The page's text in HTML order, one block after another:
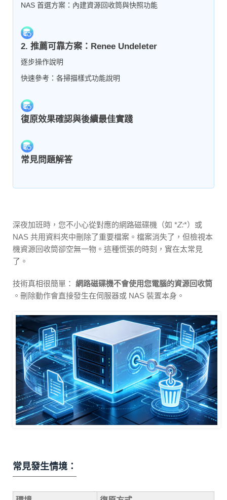
NAS 首選方案：內建資源回收筒與快照功能
2. 推薦可靠方案：Renee Undeleter
逐步操作說明
快速參考：各掃描樣式功能說明
復原效果確認與後續最佳實踐
常見問題解答
深夜加班時，您不小心從對應的網路磁碟機（如 *Z:*）或
NAS 共用資料夾中刪除了重要檔案。檔案消失了，但檢視本
機資源回收筒卻空無一物。這種慌張的時刻，實在太常見
了。
技術真相很簡單： 網路磁碟機不會使用您電腦的資源回收筒
。刪除動作會直接發生在伺服器或 NAS 裝置本身。
常見發生情境：